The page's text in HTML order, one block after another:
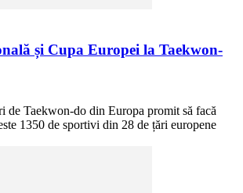
și Cupa Europei la Taekwon-
de Taekwon-do din Europa promit să facă
1350 de sportivi din 28 de țări europene